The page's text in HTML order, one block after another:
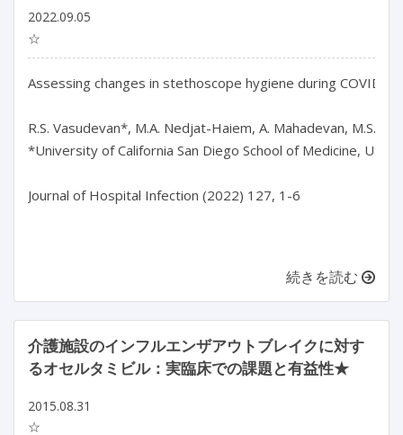
2022.09.05
☆
Assessing changes in stethoscope hygiene during COVID-
R.S. Vasudevan*, M.A. Nedjat-Haiem, A. Mahadevan, M.S.
*University of California San Diego School of Medicine, USA
Journal of Hospital Infection (2022) 127, 1-6
続きを読む
介護施設のインフルエンザアウトブレイクに対す
るオセルタミビル：実臨床での課題と有益性★
2015.08.31
☆